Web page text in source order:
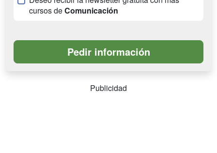
cursos deComunicación
Publicidad